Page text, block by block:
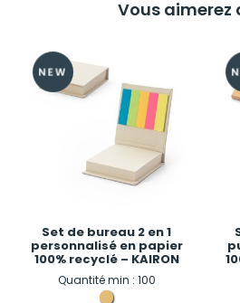
Vous aimerez
Set de bureau 2 en 1
personnalisé en papier
100% recyclé – KAIRON
Quantité min : 100